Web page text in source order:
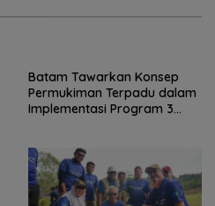
Batam Tawarkan Konsep
Permukiman Terpadu dalam
Implementasi Program 3